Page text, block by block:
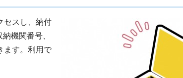
セスし、納付
機関番号、
ます。利用で